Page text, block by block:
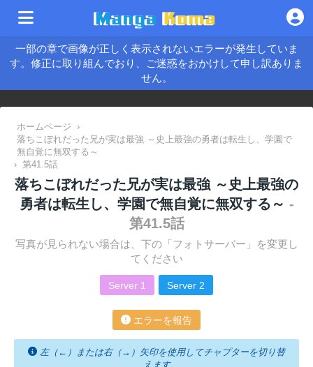
一部の章で画像が正しく表示されないエラーが発生していま
す。修正に取り組んでおり、ご迷惑をおかけして申し訳ありま
せん。
ホームページ
›
落ちこぼれだった兄が実は最強 ～史上最強の勇者は転生し、学園で
無自覚に無双する～
› 第41.5話
落ちこぼれだった兄が実は最強 ～史上最強の
勇者は転生し、学園で無自覚に無双する～ -
第41.5話
写真が見られない場合は、下の「フォトサーバー」を変更し
てください
Server 1 Server 2
エラーを報告
左（←）または右（→）矢印を使用してチャプターを切り替
えます